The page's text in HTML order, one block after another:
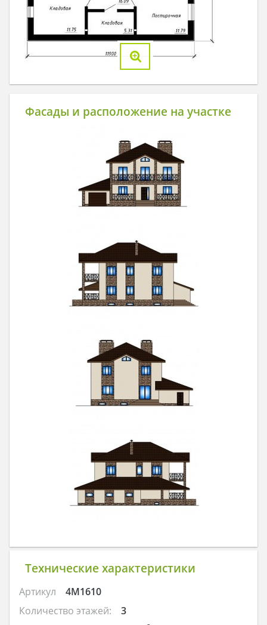
Фасады и расположение на участке
Технические характеристики
Артикул
4M1610
Количество этажей:
3